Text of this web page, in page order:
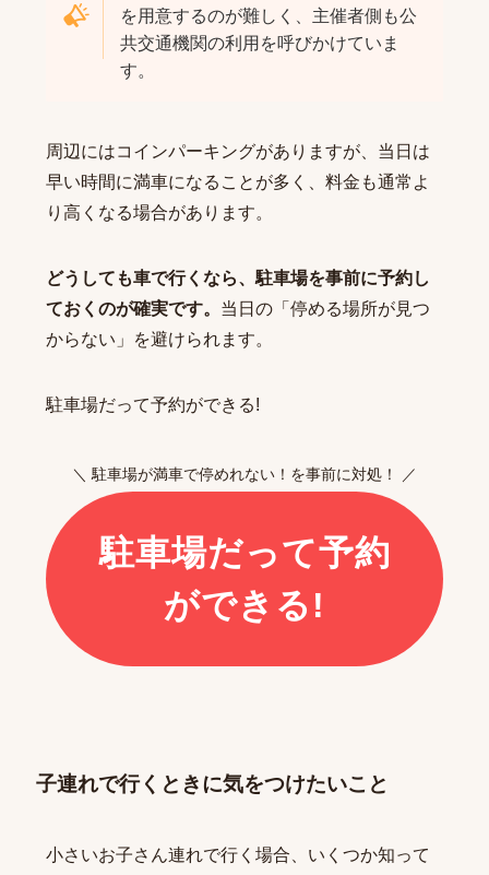
を用意するのが難しく、主催者側も公
共交通機関の利用を呼びかけていま
す。
周辺にはコインパーキングがありますが、当日は
早い時間に満車になることが多く、料金も通常よ
り高くなる場合があります。
どうしても車で行くなら、駐車場を事前に予約し
ておくのが確実です。 当日の「停める場所が見つ
からない」を避けられます。
駐車場だって予約ができる!
＼ 駐車場が満車で停めれない！を事前に対処！ ／
駐車場だって予約
ができる!
子連れで行くときに気をつけたいこと
小さいお子さん連れで行く場合、いくつか知って